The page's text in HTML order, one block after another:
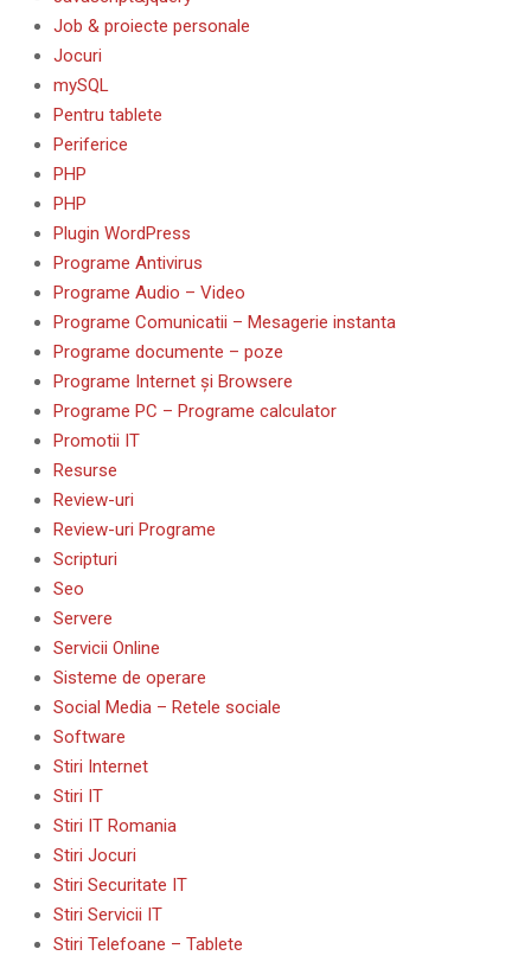
Job & proiecte personale
Jocuri
mySQL
Pentru tablete
Periferice
PHP
PHP
Plugin WordPress
Programe Antivirus
Programe Audio – Video
Programe Comunicatii – Mesagerie instanta
Programe documente – poze
Programe Internet și Browsere
Programe PC – Programe calculator
Promotii IT
Resurse
Review-uri
Review-uri Programe
Scripturi
Seo
Servere
Servicii Online
Sisteme de operare
Social Media – Retele sociale
Software
Stiri Internet
Stiri IT
Stiri IT Romania
Stiri Jocuri
Stiri Securitate IT
Stiri Servicii IT
Stiri Telefoane – Tablete